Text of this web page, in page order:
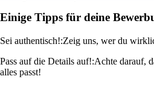
Einige Tipps für deine
Sei authentisch!:Zeig uns, wer du
Pass auf die Details auf!:Achte darauf,
alles passt!